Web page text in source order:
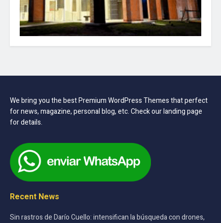
We bring you the best Premium WordPress Themes that perfect
for news, magazine, personal blog, etc. Check our landing page
for details.
Recent News
Sin rastros de Darío Cuello: intensifican la búsqueda con drones,